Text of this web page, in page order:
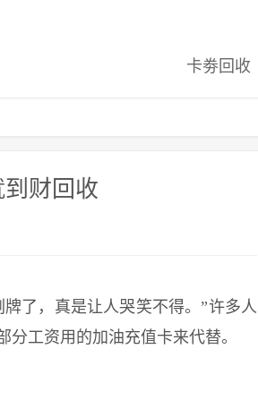
卡劵回收
财回收
了，真是让人哭笑不得。”许多人
工资用的加油充值卡来代替。